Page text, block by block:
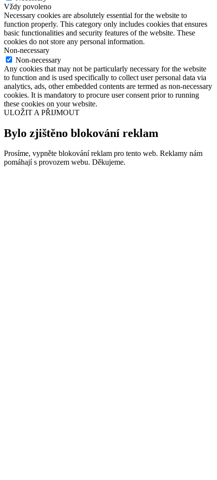
Vždy povoleno
Necessary cookies are absolutely essential for the website to
function properly. This category only includes cookies that ensures
basic functionalities and security features of the website. These
cookies do not store any personal information.
Non-necessary
Non-necessary
Any cookies that may not be particularly necessary for the website
to function and is used specifically to collect user personal data via
analytics, ads, other embedded contents are termed as non-necessary
cookies. It is mandatory to procure user consent prior to running
these cookies on your website.
ULOŽIT A PŘIJMOUT
Bylo zjištěno blokování reklam
Prosíme, vypněte blokování reklam pro tento web. Reklamy nám
pomáhají s provozem webu. Děkujeme.